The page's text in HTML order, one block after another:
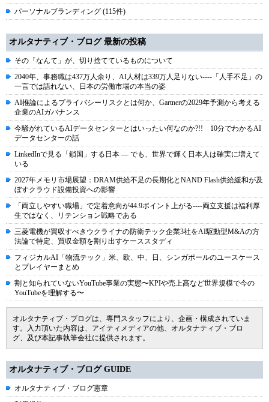
パーソナルブランディング (115件)
オルタナティブ・ブログ 最新の投稿
その「なんて」が、切り捨てているものについて
2040年、事務職は437万人余り、AI人材は339万人足りない----「人手不足」の
一言では語れない、日本の労働市場の本当の姿
AI推論によるプライバシーリスクとは何か、Gartnerの2029年予測から考える
企業のAIガバナンス
今騒がれているAIデータセンターとはいったい何なのか?!! 10分でわかるAI
データセンターの話
LinkedInで見る「鎖国」する日本 ― でも、世界で輝く日本人は確実に増えて
いる
2027年メモリ市場展望：DRAM供給不足の長期化とNAND Flash供給緩和が及
ぼすクラウド設備投資への影響
「両立しやすい職場」で定着意向が44.9ポイント上がる----両立支援は福利厚
生ではなく、リテンション戦略である
三菱電機が買収すべきウクライナの防衛テック企業3社をAI駆動型M&Aの方
法論で特定、買収金額を割り出すケーススタディ
フィジカルAI「物流テック」米、欧、中、日、シンガポールのユースケース
とプレイヤーまとめ
割と知られていないYouTube事業の実態〜KPIや売上高など世界規模で今の
YouTubeを理解する〜
オルタナティブ・ブログは、専門スタッフにより、企画・構成されていま
す。入力頂いた内容は、アイティメディアの他、オルタナティブ・ブロ
グ、及び本記事執筆会社に提供されます。
オルタナティブ・ブログ GUIDE
オルタナティブ・ブログ憲章